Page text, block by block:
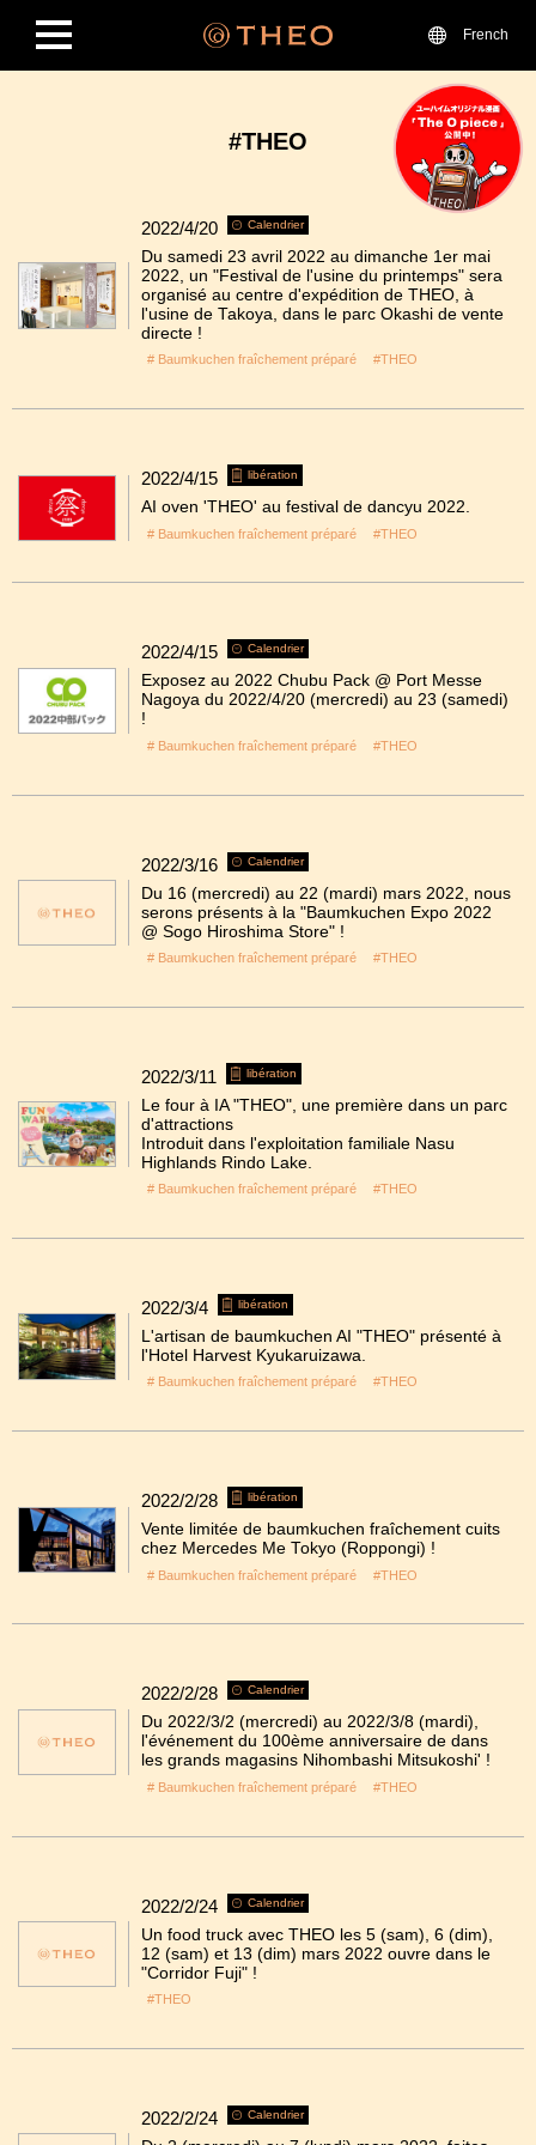
French
#THEO
2022/4/20 Calendrier
Du samedi 23 avril 2022 au dimanche 1er mai
2022, un "Festival de l'usine du printemps" sera
organisé au centre d'expédition de THEO, à
l'usine de Takoya, dans le parc Okashi de vente
directe !
# Baumkuchen fraîchement préparé #THEO
2022/4/15 libération
AI oven 'THEO' au festival de dancyu 2022.
# Baumkuchen fraîchement préparé #THEO
2022/4/15 Calendrier
Exposez au 2022 Chubu Pack @ Port Messe
Nagoya du 2022/4/20 (mercredi) au 23 (samedi)
!
# Baumkuchen fraîchement préparé #THEO
2022/3/16 Calendrier
Du 16 (mercredi) au 22 (mardi) mars 2022, nous
serons présents à la "Baumkuchen Expo 2022
@ Sogo Hiroshima Store" !
# Baumkuchen fraîchement préparé #THEO
2022/3/11 libération
Le four à IA "THEO", une première dans un parc
d'attractions
Introduit dans l'exploitation familiale Nasu
Highlands Rindo Lake.
# Baumkuchen fraîchement préparé #THEO
2022/3/4 libération
L'artisan de baumkuchen AI "THEO" présenté à
l'Hotel Harvest Kyukaruizawa.
# Baumkuchen fraîchement préparé #THEO
2022/2/28 libération
Vente limitée de baumkuchen fraîchement cuits
chez Mercedes Me Tokyo (Roppongi) !
# Baumkuchen fraîchement préparé #THEO
2022/2/28 Calendrier
Du 2022/3/2 (mercredi) au 2022/3/8 (mardi),
l'événement du 100ème anniversaire de dans
les grands magasins Nihombashi Mitsukoshi' !
# Baumkuchen fraîchement préparé #THEO
2022/2/24 Calendrier
Un food truck avec THEO les 5 (sam), 6 (dim),
12 (sam) et 13 (dim) mars 2022 ouvre dans le
"Corridor Fuji" !
#THEO
2022/2/24 Calendrier